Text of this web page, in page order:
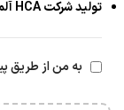
تولید شرکت HCA آلمان
به من از طریق